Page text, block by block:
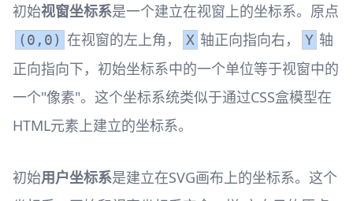
初始视窗坐标系是一个建立在视窗上的坐标系。原点
(0,0) 在视窗的左上角， X 轴正向指向右， Y 轴
正向指向下，初始坐标系中的一个单位等于视窗中的
一个"像素"。这个坐标系统类似于通过CSS盒模型在
HTML元素上建立的坐标系。
初始用户坐标系是建立在SVG画布上的坐标系。这个